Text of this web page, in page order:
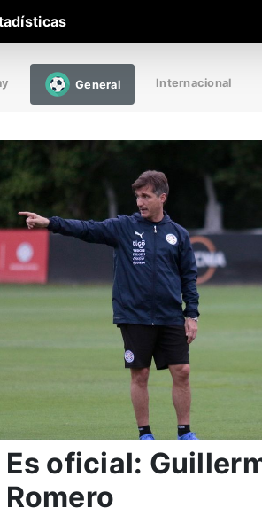
General Internacional
Es oficial:
Romero